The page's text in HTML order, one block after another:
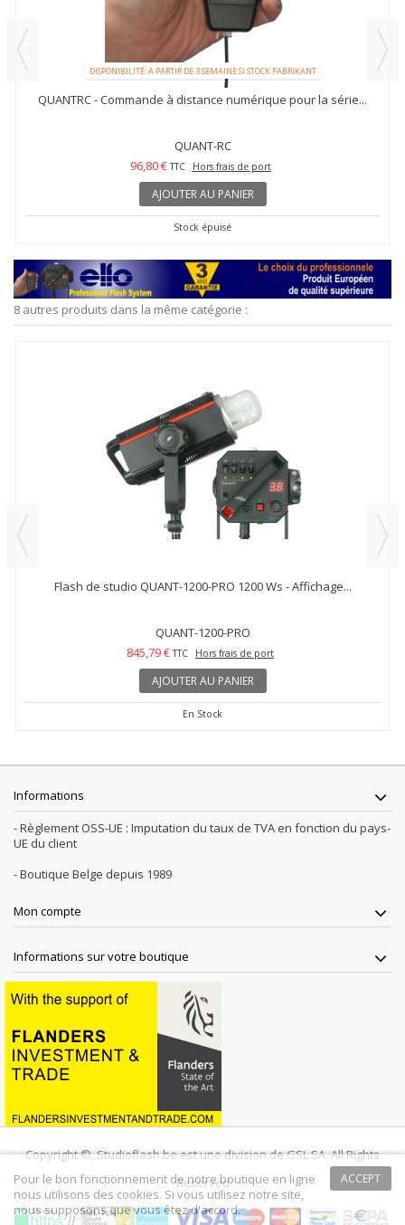
DISPONIBILITÉ: À PARTIR DE 3 SEMAINE SI STOCK FABRIKANT
QUANTRC - Commande à distance numérique pour la série...
QUANT-RC
96,80 € TTC Hors frais de port
AJOUTER AU PANIER
Stock épuisé
8 autres produits dans la même catégorie :
Flash de studio QUANT-1200-PRO 1200 Ws - Affichage...
QUANT-1200-PRO
845,79 € TTC Hors frais de port
AJOUTER AU PANIER
En Stock
Informations
- Règlement OSS-UE : Imputation du taux de TVA en fonction du pays-
UE du client
- Boutique Belge depuis 1989
Mon compte
Informations sur votre boutique
Copyright ©, Studioflash.be est une division de GSL SA. All Rights
Reserved
ACCEPT
Pour le bon fonctionnement de notre boutique en ligne
nous utilisons des cookies. Si vous utilisez notre site,
nous supposons que vous êtez d'accord.